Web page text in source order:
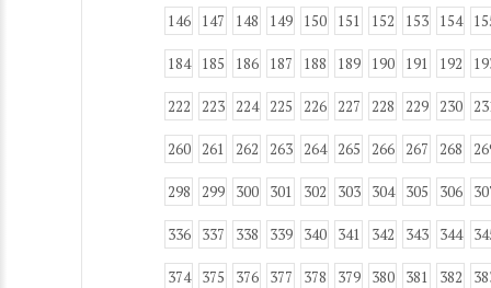
146 147 148 149 150 151 152 153 154
184 185 186 187 188 189 190 191 192
222 223 224 225 226 227 228 229 230
260 261 262 263 264 265 266 267 268
298 299 300 301 302 303 304 305 306
336 337 338 339 340 341 342 343 344
374 375 376 377 378 379 380 381 382